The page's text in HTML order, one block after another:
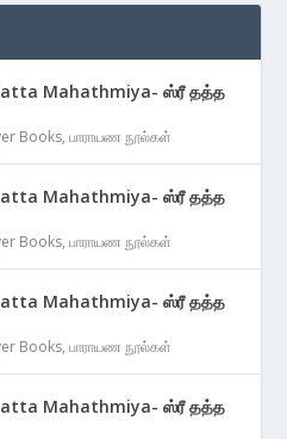
Mahathmiya- ஸ்ரீ தத்த
Books,பாராயண நூல்கள்
Mahathmiya- ஸ்ரீ தத்த
Books,பாராயண நூல்கள்
Mahathmiya- ஸ்ரீ தத்த
Books,பாராயண நூல்கள்
Mahathmiya- ஸ்ரீ தத்த